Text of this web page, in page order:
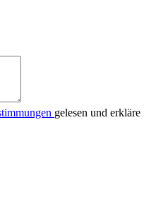
gelesen und erkläre